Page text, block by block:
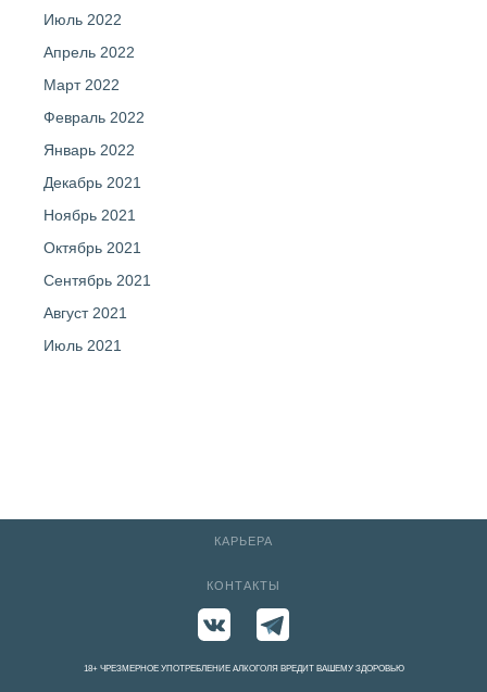
Июль 2022
Апрель 2022
Март 2022
Февраль 2022
Январь 2022
Декабрь 2021
Ноябрь 2021
Октябрь 2021
Сентябрь 2021
Август 2021
Июль 2021
КАРЬЕРА
КОНТАКТЫ
18+ ЧРЕЗМЕРНОЕ УПОТРЕБЛЕНИЕ АЛКОГОЛЯ ВРЕДИТ ВАШЕМУ ЗДОРОВЬЮ